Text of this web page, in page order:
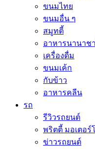
ขนมไทย
ขนมอื่น ๆ
สมูทตี้
อาหารนานาช
เครื่องดื่ม
ขนมเค้ก
กับข้าว
อาหารคลีน
รถ
รีวิวรถยนต์
พริตตี้ มอเตอร์
ข่าวรถยนต์